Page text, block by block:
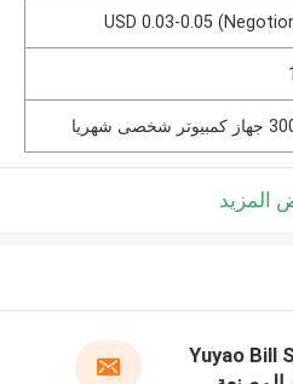
USD 0.03-0.05
شهريا
المزيد
Yuyao Bill